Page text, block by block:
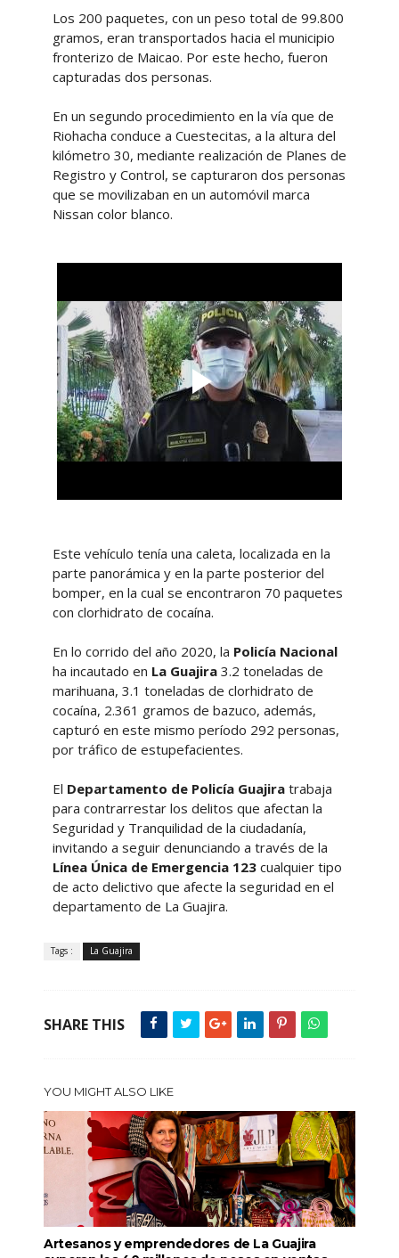
Los 200 paquetes, con un peso total de 99.800
gramos, eran transportados hacia el municipio
fronterizo de Maicao. Por este hecho, fueron
capturadas dos personas.
En un segundo procedimiento en la vía que de
Riohacha conduce a Cuestecitas, a la altura del
kilómetro 30, mediante realización de Planes de
Registro y Control, se capturaron dos personas
que se movilizaban en un automóvil marca
Nissan color blanco.
Este vehículo tenía una caleta, localizada en la
parte panorámica y en la parte posterior del
bomper, en la cual se encontraron 70 paquetes
con clorhidrato de cocaína.
En lo corrido del año 2020, la Policía Nacional
ha incautado en La Guajira3.2 toneladas de
marihuana, 3.1 toneladas de clorhidrato de
cocaína, 2.361 gramos de bazuco, además,
capturó en este mismo período 292 personas,
por tráfico de estupefacientes.
El Departamento de Policía Guajiratrabaja
para contrarrestar los delitos que afectan la
Seguridad y Tranquilidad de la ciudadanía,
invitando a seguir denunciando a través de la
Línea Única de Emergencia 123 cualquier tipo
de acto delictivo que afecte la seguridad en el
departamento de La Guajira.
Tags : La Guajira
SHARE THIS
YOU MIGHT ALSO LIKE
Artesanos y emprendedores de La Guajira